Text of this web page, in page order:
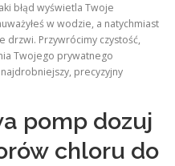
błąd wyświetla Twoje
w wodzie, a natychmiast
Przywrócimy czystość,
Twojego prywatnego
precyzyjny
pomp dozuj
chloru do